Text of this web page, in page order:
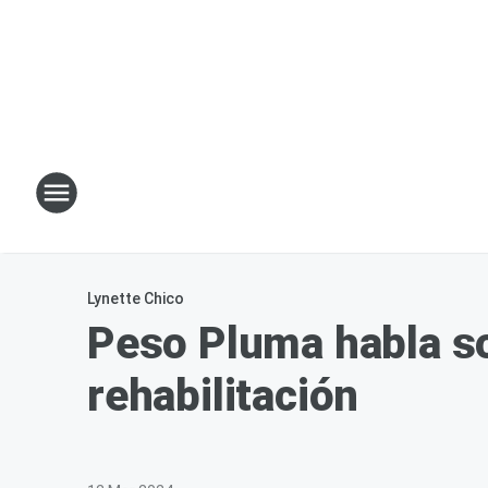
Lynette Chico
Peso Pluma habla
rehabilitación